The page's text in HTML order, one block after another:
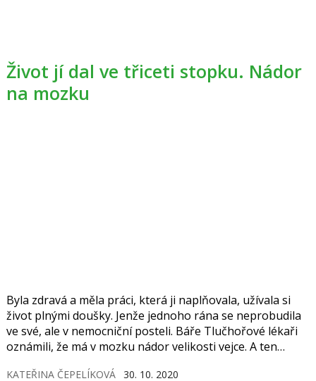
Život jí dal ve třiceti stopku. Nádor
na mozku
Byla zdravá a měla práci, která ji naplňovala, užívala si
život plnými doušky. Jenže jednoho rána se neprobudila
ve své, ale v nemocniční posteli. Báře Tlučhořové lékaři
oznámili, že má v mozku nádor velikosti vejce. A ten
KATEŘINA ČEPELÍKOVÁ 30. 10. 2020